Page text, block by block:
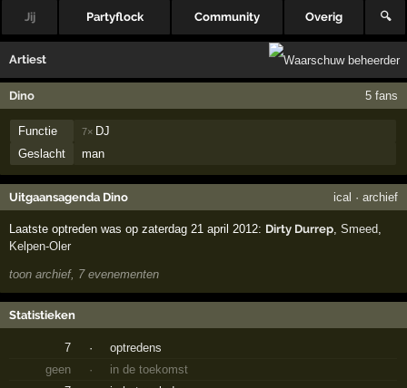
Jij Partyflock Community Overig 🔍
Artiest
Dino 5 fans
Functie 7× DJ
Geslacht
man
Uitgaansagenda Dino ical · archief
Laatste optreden was op zaterdag 21 april 2012: Dirty Durrep ,Smeed
Kelpen-Oler
toon archief, 7 evenementen
Statistieken
7 ·
optredens
geen
·
in de toekomst